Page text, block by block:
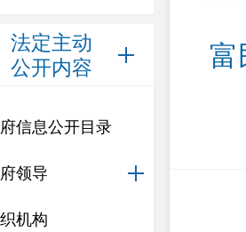
法定主动
公开内容
信息公开目录
领导
机构
富